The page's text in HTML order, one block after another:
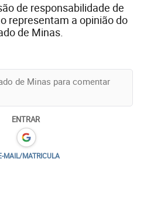
de responsabilidade de
representam a opinião do
de Minas.
ENTRAR
MAIL/MATRICULA